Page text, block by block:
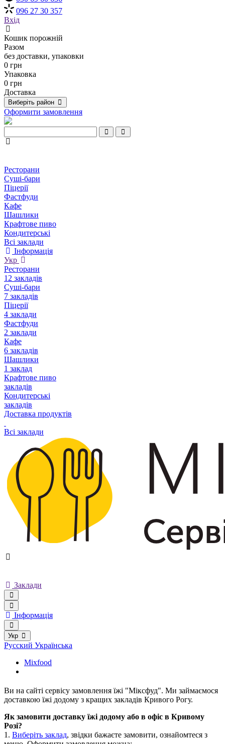
096 27 30 357
Вхід
Кошик порожній
Разом
без доставки, упаковки
0 грн
Упаковка
0 грн
Доставка
Виберіть район
Оформити замовлення
Ресторани
Суші-бари
Піцерії
Фастфуди
Кафе
Шашлики
Крафтове пиво
Кондитерські
Всі заклади
Інформація
Укр
Ресторани
12 закладів
Суші-бари
7 закладів
Піцерії
4 заклади
Фастфуди
2 заклади
Кафе
6 закладів
Шашлики
1 заклад
Крафтове пиво
закладів
Кондитерські
закладів
Доставка продуктів
Всі заклади
Заклади
Інформація
Укр
Русский Українська
Mixfood
Ви на сайті сервісу замовлення їжі "Міксфуд". Ми займаємося
доставкою їжі додому з кращих закладів Кривого Рогу.
Як замовити доставку їжі додому або в офіс в Кривому
Розі?
1. Виберіть заклад, звідки бажаєте замовити, ознайомтеся з